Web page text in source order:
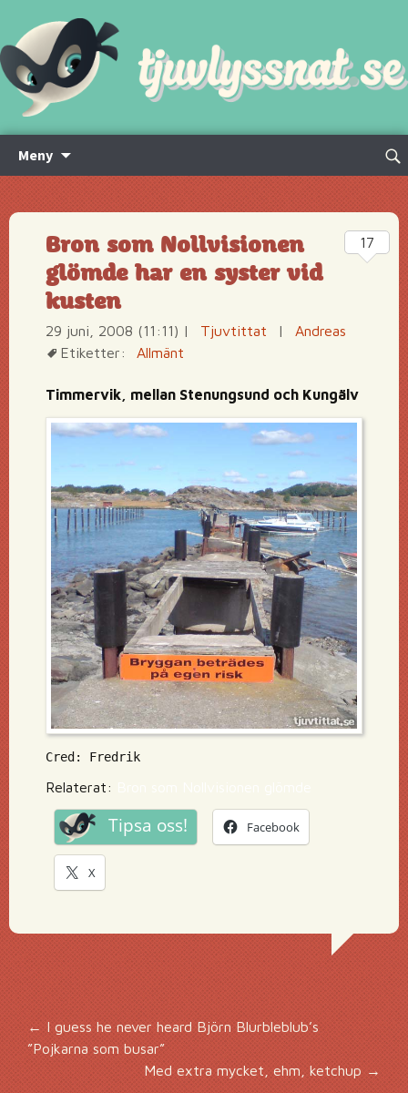
Meny
innehåll
Sök
Bron som Nollvisionen
glömde har en syster vid
kusten
29 juni, 2008 (11:11) | Tjuvtittat |
Andreas
Etiketter:
Allmänt
Timmervik, mellan Stenungsund och Kungälv
Cred: Fredrik
Relaterat:
Tipsa oss! Facebook
X
17
Inläggsnavigering
←I guess he never heard Björn Blurbleblub’s
”Pojkarna som busar”
Med extra mycket, ehm, ketchup →